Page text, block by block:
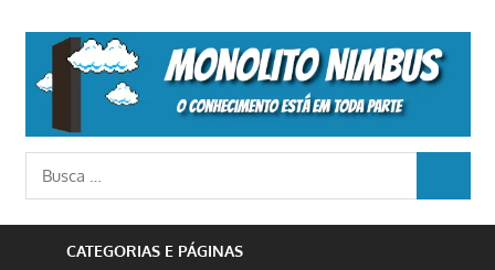
content
o
conhecimento
Busca
para:
CATEGORIAS E PÁGINAS